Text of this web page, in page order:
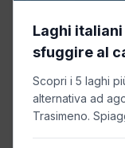
Laghi
sfuggire al
Scopri i 5 laghi
alternativa ad
Trasimeno.